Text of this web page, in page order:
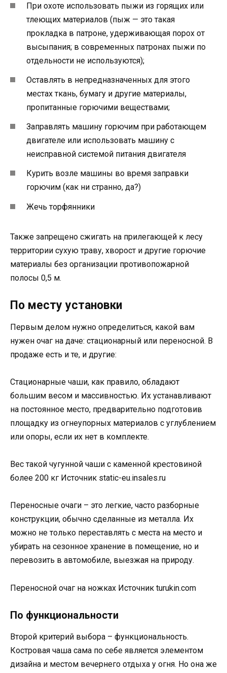
При охоте использовать пыжи из горящих или
тлеющих материалов (пыж — это такая
прокладка в патроне, удерживающая порох от
высыпания; в современных патронах пыжи по
отдельности не используются);
Оставлять в непредназначенных для этого
местах ткань, бумагу и другие материалы,
пропитанные горючими веществами;
Заправлять машину горючим при работающем
двигателе или использовать машину с
неисправной системой питания двигателя
Курить возле машины во время заправки
горючим (как ни странно, да?)
Жечь торфянники
Также запрещено сжигать на прилегающей к лесу
территории сухую траву, хворост и другие горючие
материалы без организации противопожарной
полосы 0,5 м.
По месту установки
Первым делом нужно определиться, какой вам
нужен очаг на даче: стационарный или переносной. В
продаже есть и те, и другие:
Стационарные чаши, как правило, обладают
большим весом и массивностью. Их устанавливают
на постоянное место, предварительно подготовив
площадку из огнеупорных материалов с углублением
или опоры, если их нет в комплекте.
Вес такой чугунной чаши с каменной крестовиной
более 200 кг Источник static-eu.insales.ru
Переносные очаги – это легкие, часто разборные
конструкции, обычно сделанные из металла. Их
можно не только переставлять с места на место и
убирать на сезонное хранение в помещение, но и
перевозить в автомобиле, выезжая на природу.
Переносной очаг на ножках Источник turukin.com
По функциональности
Второй критерий выбора – функциональность.
Костровая чаша сама по себе является элементом
дизайна и местом вечернего отдыха у огня. Но она же